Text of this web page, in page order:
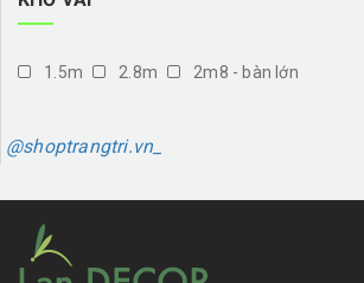
1.5m 2.8m 2m8 - bàn lớn
@shoptrangtri.vn_